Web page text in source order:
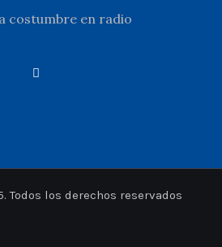
costumbre en radio
Todos los derechos reservados